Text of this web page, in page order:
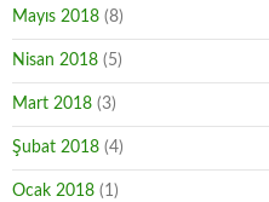
Mayıs 2018 (8)
Nisan 2018 (5)
Mart 2018 (3)
Şubat 2018 (4)
Ocak 2018 (1)